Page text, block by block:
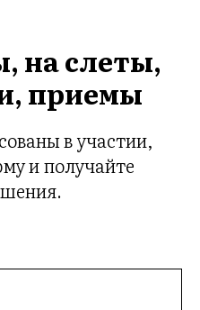
на слеты,
приемы
в участии,
и получайте